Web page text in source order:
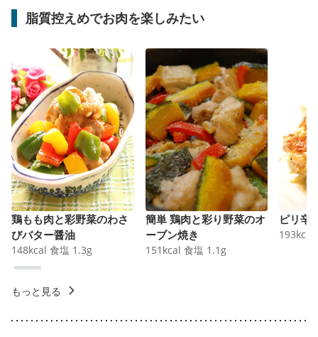
脂質控えめでお肉を楽しみたい
鶏もも肉と彩野菜のわさ
びバター醤油
148kcal 食塩 1.3g
簡単 鶏肉と彩り野菜のオ
ーブン焼き
151 kcal 食塩 1.1 g
ピリ辛
193kcal
もっと見る